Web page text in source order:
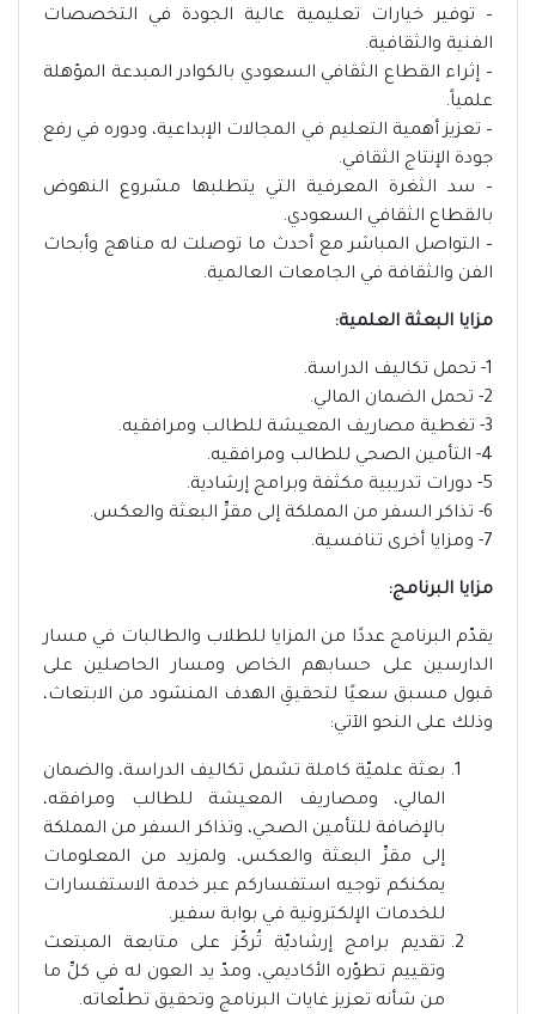
– توفير خيارات تعليمية عالية الجودة في التخصصات
الفنية والثقافية.
– إثراء القطاع الثقافي السعودي بالكوادر المبدعة المؤهلة
علمياً.
– تعزيز أهمية التعليم في المجالات الإبداعية، ودوره في رفع
جودة الإنتاج الثقافي.
– سد الثغرة المعرفية التي يتطلبها مشروع النهوض
بالقطاع الثقافي السعودي.
– التواصل المباشر مع أحدث ما توصلت له مناهج وأبحاث
الفن والثقافة في الجامعات العالمية.
مزايا البعثة العلمية:
1- تحمل تكاليف الدراسة.
2- تحمل الضمان المالي.
3- تغطية مصاريف المعيشة للطالب ومرافقيه.
4- التأمين الصحي للطالب ومرافقيه.
5- دورات تدريبية مكثفة وبرامج إرشادية.
6- تذاكر السفر من المملكة إلى مقرِّ البعثة والعكس.
7- ومزايا أخرى تنافسية.
مزايا البرنامج:
يقدّم البرنامج عددًا من المزايا للطلاب والطالبات في مسار
الدارسين على حسابهم الخاص ومسار الحاصلين على
قبول مسبق سعيًا لتحقيقِ الهدف المنشود من الابتعاث،
وذلك على النحو الآتي:
بعثة علميّة كاملة تشمل تكاليف الدراسة، والضمان
المالي، ومصاريف المعيشة للطالب ومرافقه،
بالإضافة للتأمين الصحي، وتذاكر السفر من المملكة
إلى مقرِّ البعثة والعكس، ولمزيد من المعلومات
يمكنكم توجيه استفساركم عبر خدمة الاستفسارات
للخدمات الإلكترونية في بوابة سفير.
تقديم برامج إرشاديّة تُركّز على متابعة المبتعث
وتقييم تطوّره الأكاديمي، ومدّ يد العون له في كلِّ ما
من شأنه تعزيز غايات البرنامج وتحقيق تطلّعاته.